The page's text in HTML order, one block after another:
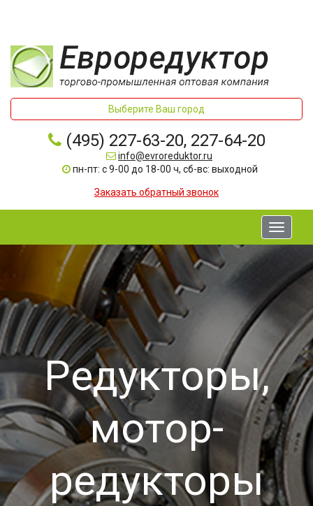
Выберите Ваш город
(495) 227-63-20, 227-64-20
info@evroreduktor.ru
пн-пт: с 9-00 до 18-00 ч, сб-вс: выходной
Заказать обратный звонок
Toggle
Редукторы,
мотор-
редукторы